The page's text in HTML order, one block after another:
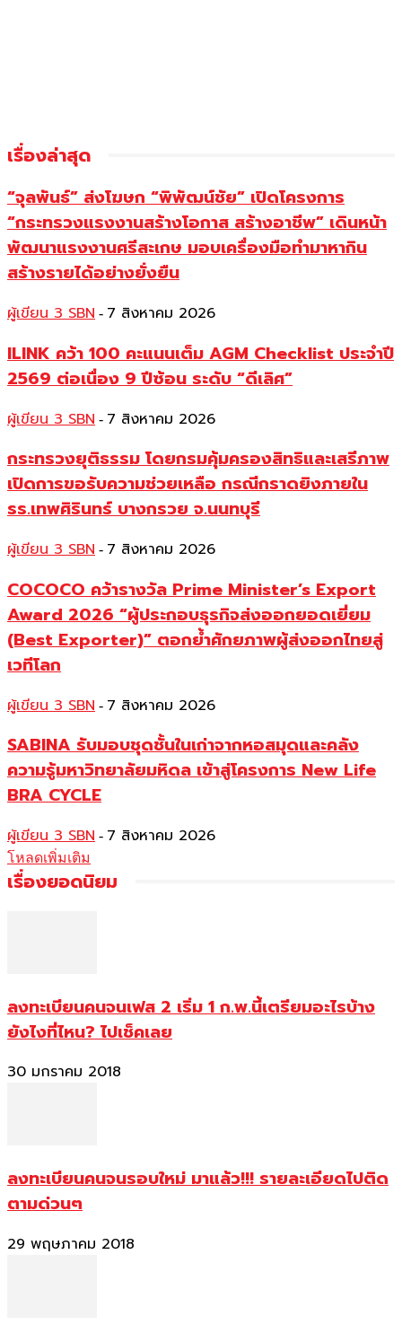
เรื่องล่าสุด
“จุลพันธ์” ส่งโฆษก “พิพัฒน์ชัย” เปิดโครงการ
“กระทรวงแรงงานสร้างโอกาส สร้างอาชีพ” เดินหน้า
พัฒนาแรงงานศรีสะเกษ มอบเครื่องมือทำมาหากิน
สร้างรายได้อย่างยั่งยืน
ผู้เขียน 3 SBN - 7 สิงหาคม 2026
ILINK คว้า 100 คะแนนเต็ม AGM Checklist ประจำปี
2569 ต่อเนื่อง 9 ปีซ้อน ระดับ “ดีเลิศ”
ผู้เขียน 3 SBN - 7 สิงหาคม 2026
กระทรวงยุติธรรม โดยกรมคุ้มครองสิทธิและเสรีภาพ
เปิดการขอรับความช่วยเหลือ กรณีกราดยิงภายใน
รร.เทพศิรินทร์ บางกรวย จ.นนทบุรี
ผู้เขียน 3 SBN - 7 สิงหาคม 2026
COCOCO คว้ารางวัล Prime Minister’s Export
Award 2026 “ผู้ประกอบธุรกิจส่งออกยอดเยี่ยม
(Best Exporter)” ตอกย้ำศักยภาพผู้ส่งออกไทยสู่
เวทีโลก
ผู้เขียน 3 SBN - 7 สิงหาคม 2026
SABINA รับมอบชุดชั้นในเก่าจากหอสมุดและคลัง
ความรู้มหาวิทยาลัยมหิดล เข้าสู่โครงการ New Life
BRA CYCLE
ผู้เขียน 3 SBN - 7 สิงหาคม 2026
โหลดเพิ่มเติม
เรื่องยอดนิยม
ลงทะเบียนคนจนเฟส 2 เริ่ม 1 ก.พ.นี้เตรียมอะไรบ้าง
ยังไงที่ไหน? ไปเช็คเลย
30 มกราคม 2018
ลงทะเบียนคนจนรอบใหม่ มาแล้ว!!! รายละเอียดไปติด
ตามด่วนๆ
29 พฤษภาคม 2018